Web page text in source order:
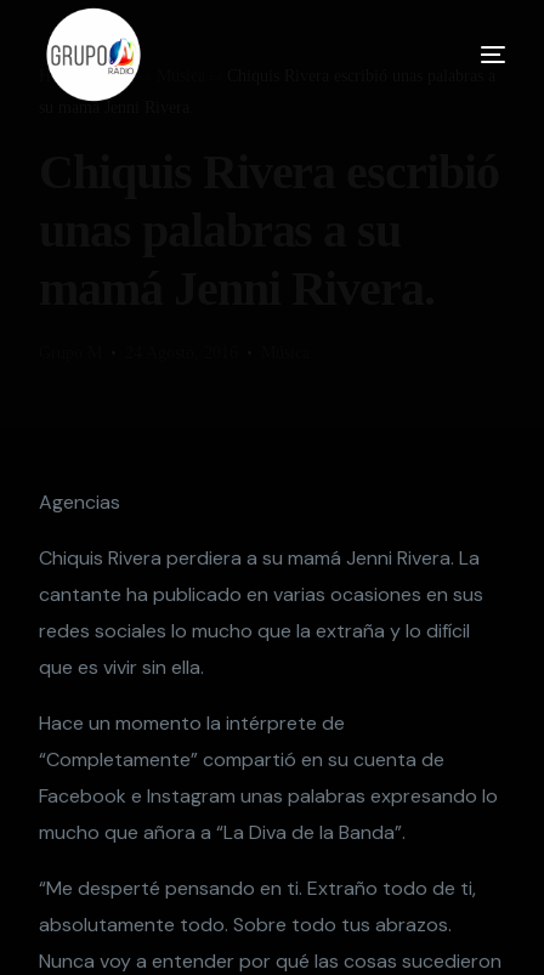
Home Blog
su mamá Jenni Rivera.
Agencias
Chiquis Rivera perdiera a su mamá Jenni Rivera. La
cantante ha publicado en varias ocasiones en sus
redes sociales lo mucho que la extraña y lo difícil
que es vivir sin ella.
Hace un momento la intérprete de
“Completamente” compartió en su cuenta de
Facebook e Instagram unas palabras expresando lo
mucho que añora a “La Diva de la Banda”.
“Me desperté pensando en ti. Extraño todo de ti,
absolutamente todo. Sobre todo tus abrazos.
Nunca voy a entender por qué las cosas sucedieron